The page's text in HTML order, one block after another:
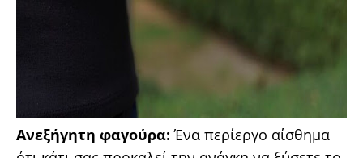
Ανεξήγητη φαγούρα: Ένα περίεργο αίσθημα